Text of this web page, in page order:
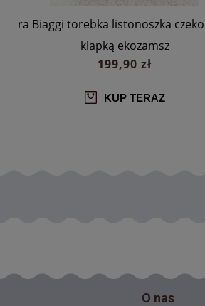
Gallantry torba shopper
klapką
159,90 zł
KUP TERAZ
O nas